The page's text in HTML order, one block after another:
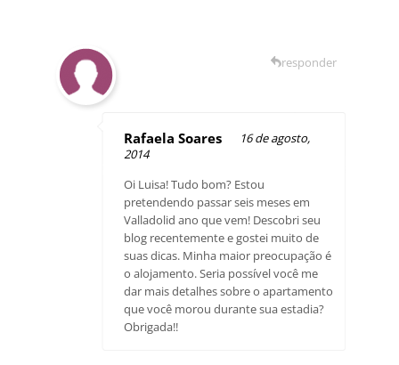
Rafaela Soares
16 de agosto,
2014
Oi Luisa! Tudo bom? Estou
pretendendo passar seis meses em
Valladolid ano que vem! Descobri seu
blog recentemente e gostei muito de
suas dicas. Minha maior preocupação é
o alojamento. Seria possível você me
dar mais detalhes sobre o apartamento
que você morou durante sua estadia?
Obrigada!!
responder